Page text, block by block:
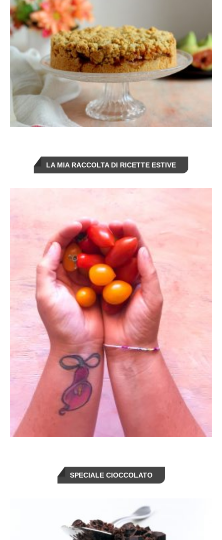
LA MIA RACCOLTA DI RICETTE ESTIVE
SPECIALE CIOCCOLATO